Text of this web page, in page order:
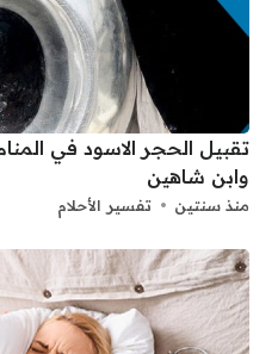
تقبيل الحجر الاسود في
وابن شاهين
منذ سنتين تفسير الأحلام